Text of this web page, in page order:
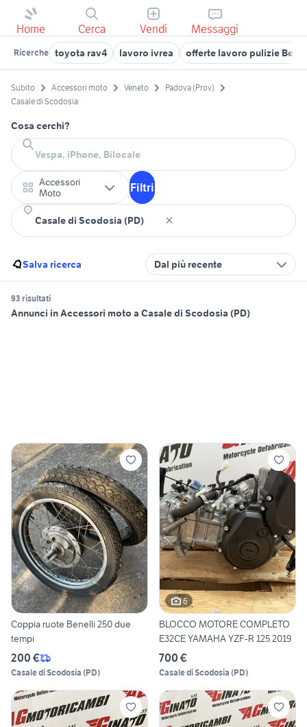
Home Cerca Vendi Messaggi
Ricerche toyota rav4 lavoro ivrea offerte lavoro pulizie
Subito Accessori moto Veneto
Padova (Prov)
Casale di Scodosia
Cosa cerchi?
Accessori
Moto
Filtri
Salva ricerca Dal più recente
93 risultati
Annunci in Accessori moto a Casale di Scodosia (PD)
Coppia ruote Benelli 250 due
tempi
200 €
Casale di Scodosia (PD)
6
BLOCCO MOTORE COMPLETO
E32CE YAMAHA YZF-R 125 2019
700 €
Casale di Scodosia (PD)